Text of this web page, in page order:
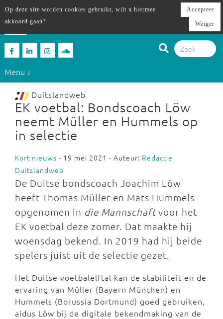
Menu ↓
Duitslandweb
EK voetbal: Bondscoach Löw
neemt Müller en Hummels op
in selectie
Kort nieuws - 19 mei 2021 - Auteur: Redactie
Duitslandweb
De Duitse bondscoach Joachim Löw
heeft Thomas Müller en Mats Hummels
opgenomen in die Mannschaftvoor het
EK voetbal deze zomer. Dat maakte hij
woensdag bekend. In 2019 had hij beide
spelers juist uit de selectie gezet.
Het Duitse voetbalelftal kan de stabiliteit en de
ervaring van Müller (Bayern München) en
Hummels (Borussia Dortmund) goed gebruiken,
aldus Löw bij de digitale bekendmaking van de
Op deze site worden cookies gebruikt, wilt u hiermee
akkoord gaan?
Accepteer
Weiger